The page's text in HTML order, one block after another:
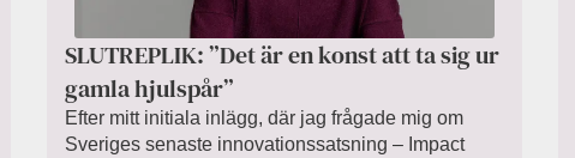
SLUTREPLIK: ”Det är en konst att ta sig ur
gamla hjulspår”
Efter mitt initiala inlägg, där jag frågade mig om
Sveriges senaste innovationssatsning – Impact